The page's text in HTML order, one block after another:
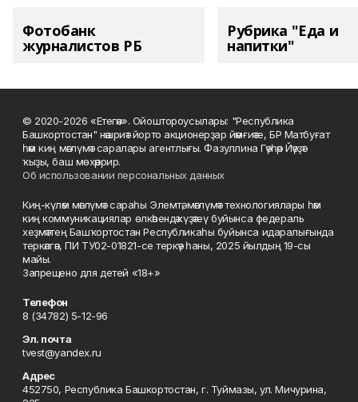
Фотобанк
журналистов РБ
Рубрика "Еда и
напитки"
© 2020-2026 «Етегән». Ойоштороусылары: "Республика
Башкортостан" нәшриәт йорто акционерҙар йәмғиәте, БР Матбуғат
һәм киң мәғлүмәт саралары агентлығы. Фазуллина Гәүһәр Йәүҙәт
ҡыҙы, баш мөхәррир.
Об использовании персональных данных
Киң-күләм мәғлүмәт сараһы Элемтә, мәғлүмәт технологиялары һәм
киң коммуникациялар өлкәһендә күҙәтеү буйынса федераль
хеҙмәттең Башҡортостан Республикаһы буйынса идаралығында
теркәлгән, ПИ ТУ02-01821-се теркәү һаны, 2025 йылдың 19-сы
майы.
Запрещено для детей «18+»
Телефон
8 (34782) 5-12-96
Эл. почта
tvest@yandex.ru
Адрес
452750, Республика Башкортостан, г. Туймазы, ул. Мичурина,